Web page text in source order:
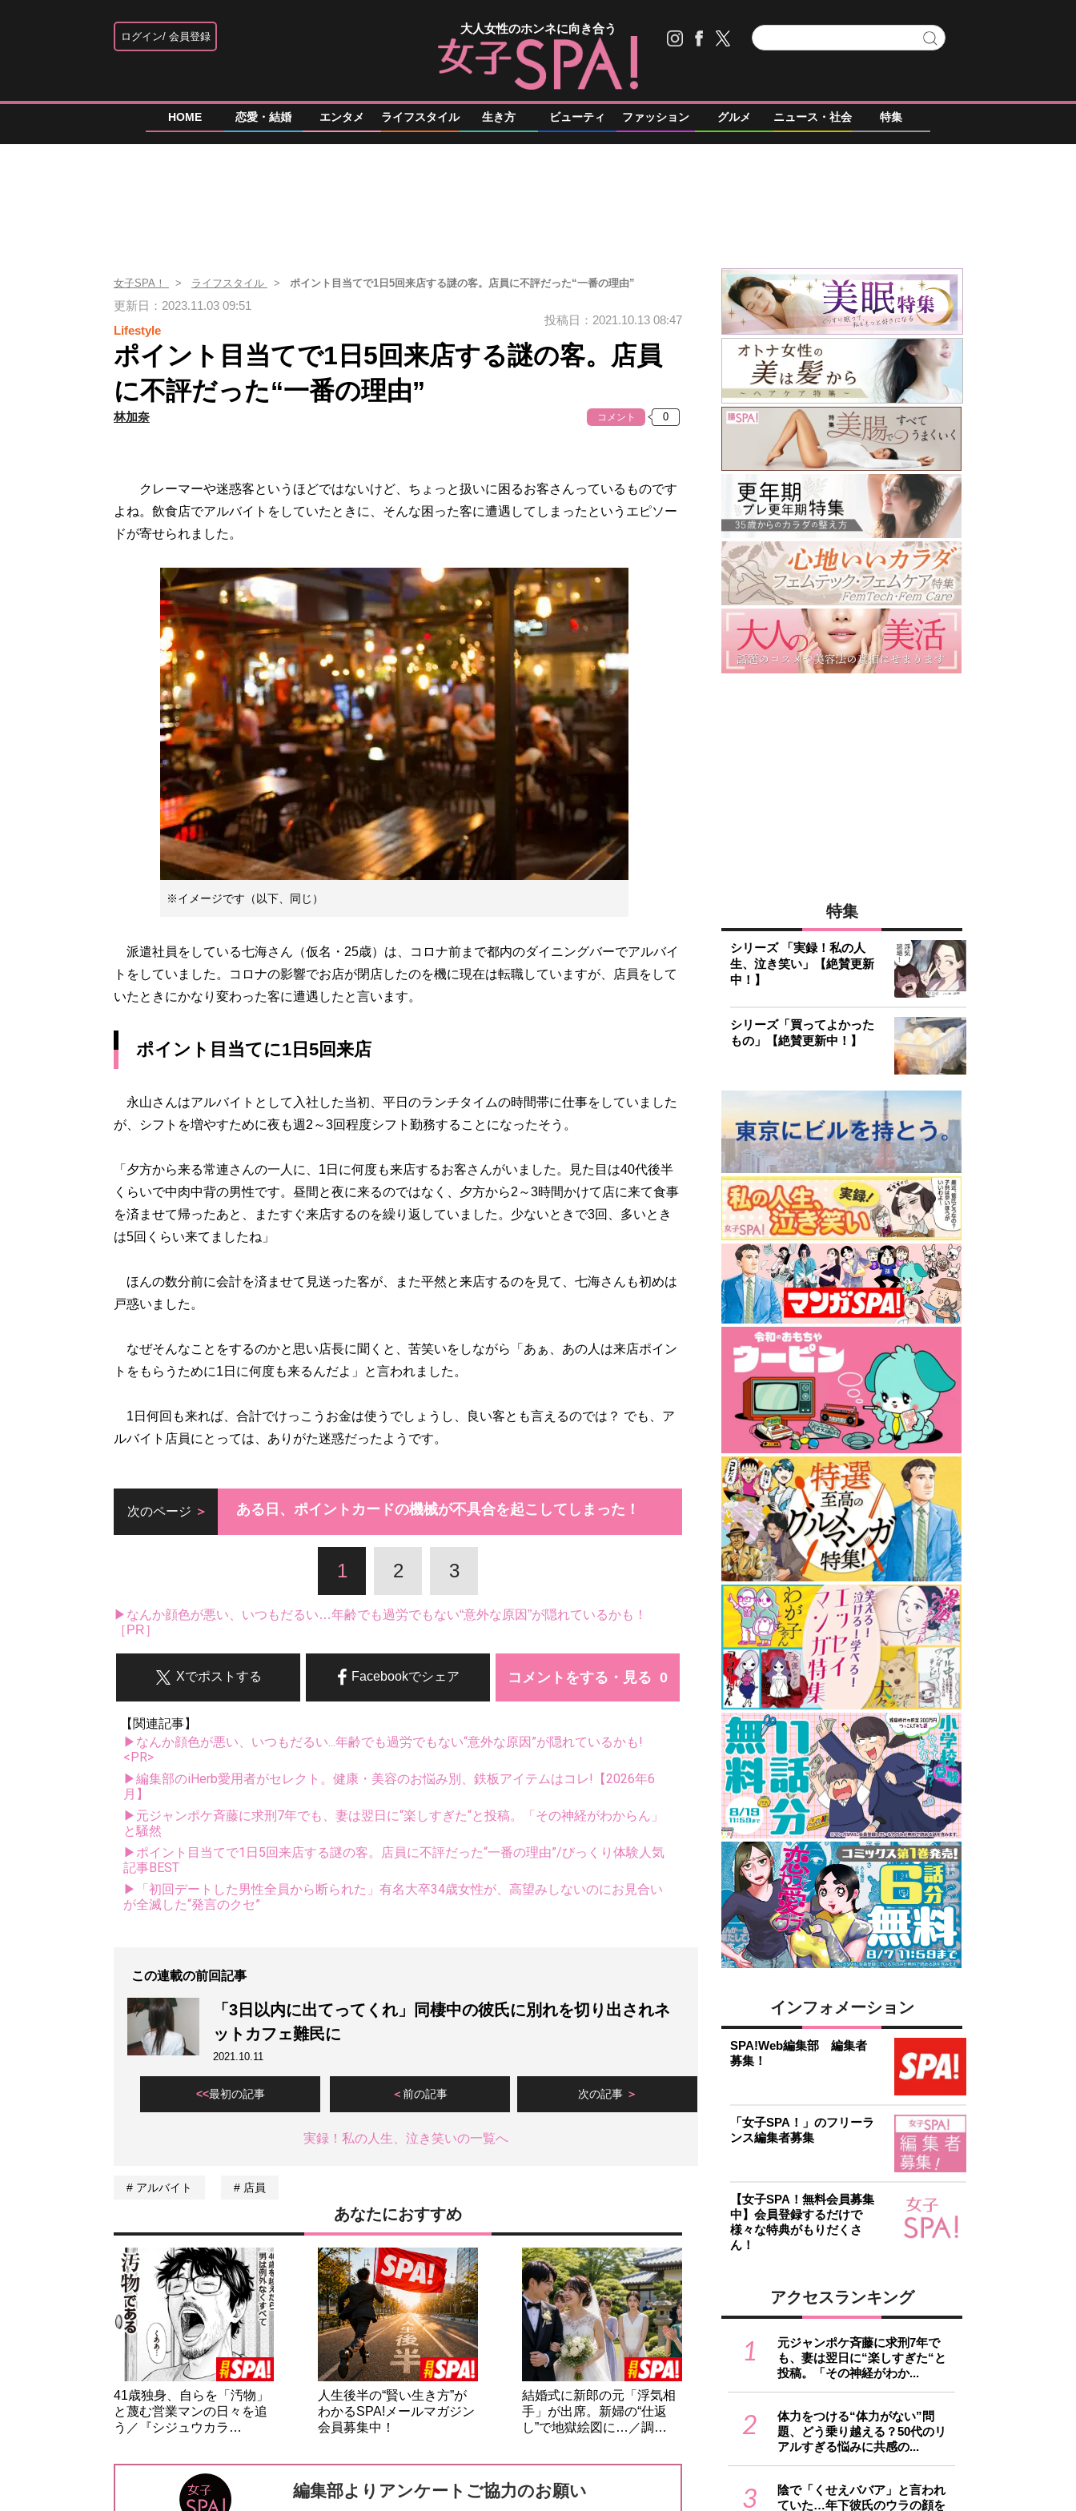
ログイン 会員登録
大人女性のホンネに向き合う
HOME 恋愛・結婚 エンタメ ライフスタイル 生き方 ビューティ ファッション グルメ ニュース・社会 特集
女子SPA！ ライフスタイル ポイント目当てで1日5回来店する謎の客。店員に不評だった“一番の理由”
更新日：2023.11.03 09:51
Lifestyle
投稿日：2021.10.13 08:47
ポイント目当てで1日5回来店する謎の客。店員
に不評だった“一番の理由”
林加奈 コメント
クレーマーや迷惑客というほどではないけど、ちょっと扱いに困るお客さんっているものです
よね。飲食店でアルバイトをしていたときに、そんな困った客に遭遇してしまったというエピソー
ドが寄せられました。
※イメージです（以下、同じ）
派遣社員をしている七海さん（仮名・25歳）は、コロナ前まで都内のダイニングバーでアルバイ
トをしていました。コロナの影響でお店が閉店したのを機に現在は転職していますが、店員をして
いたときにかなり変わった客に遭遇したと言います。
ポイント目当てに1日5回来店
永山さんはアルバイトとして入社した当初、平日のランチタイムの時間帯に仕事をしていました
が、シフトを増やすために夜も週2～3回程度シフト勤務することになったそう。
「夕方から来る常連さんの一人に、1日に何度も来店するお客さんがいました。見た目は40代後半
くらいで中肉中背の男性です。昼間と夜に来るのではなく、夕方から2～3時間かけて店に来て食事
を済ませて帰ったあと、またすぐ来店するのを繰り返していました。少ないときで3回、多いとき
は5回くらい来てましたね」
ほんの数分前に会計を済ませて見送った客が、また平然と来店するのを見て、七海さんも初めは
戸惑いました。
なぜそんなことをするのかと思い店長に聞くと、苦笑いをしながら「あぁ、あの人は来店ポイン
トをもらうために1日に何度も来るんだよ」と言われました。
1日何回も来れば、合計でけっこうお金は使うでしょうし、良い客とも言えるのでは？ でも、ア
ルバイト店員にとっては、ありがた迷惑だったようです。
次のページ ある日、ポイントカードの機械が不具合を起こしてしまった！
1 2 3
▶なんか顔色が悪い、いつもだるい…年齢でも過労でもない“意外な原因”が隠れているかも！
［PR］
コメントをする・見る
Facebookでシェア
Xでポストする
【関連記事】
▶なんか顔色が悪い、いつもだるい...年齢でも過労でもない“意外な原因”が隠れているかも!
<PR>
▶編集部のiHerb愛用者がセレクト。健康・美容のお悩み別、鉄板アイテムはコレ!【2026年6
月】
▶元ジャンポケ斉藤に求刑7年でも、妻は翌日に“楽しすぎた“と投稿。「その神経がわからん」
と騒然
▶ポイント目当てで1日5回来店する謎の客。店員に不評だった“一番の理由”/びっくり体験人気
記事BEST
▶「初回デートした男性全員から断られた」有名大卒34歳女性が、高望みしないのにお見合い
が全滅した“発言のクセ”
この連載の前回記事
「3日以内に出てってくれ」同棲中の彼氏に別れを切り出されネ
ットカフェ難民に
2021.10.11
最初の記事 前の記事 次の記事
実録！私の人生、泣き笑いの一覧へ
アルバイト 店員
あなたにおすすめ
41歳独身、自らを「汚物」
と蔑む営業マンの日々を追
う／『シジュウカラ…
人生後半の“賢い生き方”が
わかるSPA!メールマガジン
会員募集中！
結婚式に新郎の元「浮気相
手」が出席。新婦の“仕返
し”で地獄絵図に…／調…
特集
シリーズ 「実録！私の人
生、泣き笑い」【絶賛更新
中！】
シリーズ「買ってよかった
もの」【絶賛更新中！】
インフォメーション
SPA!Web編集部 編集者
募集！
「女子SPA！」のフリーラ
ンス編集者募集
【女子SPA！無料会員募集
中】会員登録するだけで
様々な特典がもりだくさ
ん！
アクセスランキング
1
元ジャンポケ斉藤に求刑7年で
も、妻は翌日に“楽しすぎた“と
投稿。「その神経がわか...
2
体力をつける“体力がない”問
題、どう乗り越える？50代のリ
アルすぎる悩みに共感の...
3
陰で「くせえババア」と言われ
ていた…年下彼氏のウラの顔を